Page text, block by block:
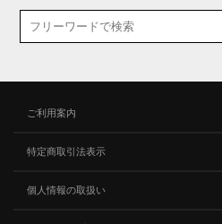
ご利用案内
特定商取引法表示
個人情報の取扱い